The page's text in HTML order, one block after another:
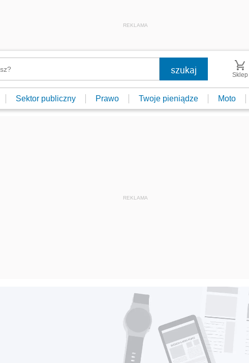
REKLAMA
Sklep
Sektor publiczny Prawo Twoje pieniądze Moto